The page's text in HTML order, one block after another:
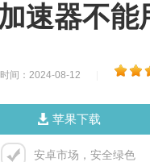
速器不能
时间：2024-08-12
苹果下载
安卓市场，安全绿色